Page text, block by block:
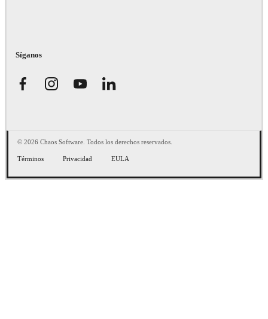
Síganos
© 2026 Chaos Software. Todos los derechos reservados.
Términos Privacidad EULA